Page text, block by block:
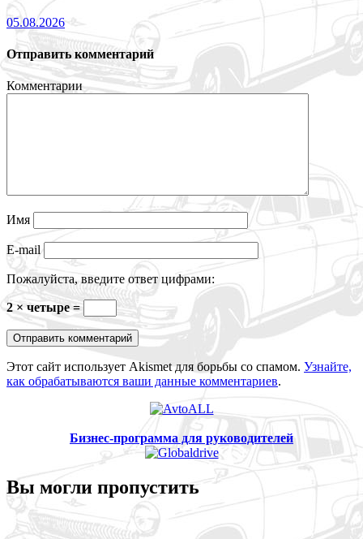
05.08.2026
Отправить комментарий
Комментарии
Имя
E-mail
Пожалуйста, введите ответ цифрами:
2 × четыре =
Этот сайт использует Akismet для борьбы со спамом. Узнайте,
как обрабатываются ваши данные комментариев.
Бизнес-программа для руководителей
Вы могли пропустить